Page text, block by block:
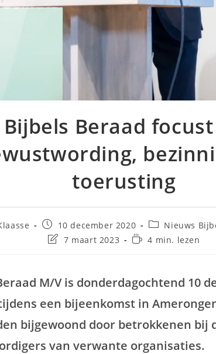
Bijbels Beraad
toerusting
10 december 2020
Nieuws
7 maart 2023
4 min. lezen
M/V is donderdagochtend 10
een bijeenkomst in
bijgewoond door betrokkenen bij
van verwante organisaties.